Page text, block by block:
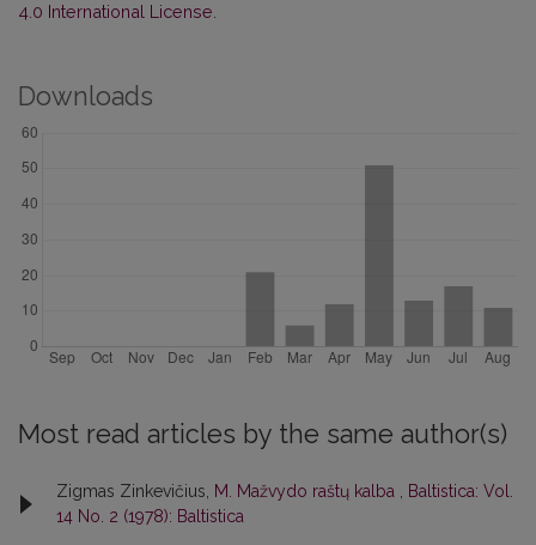
4.0 International License
Downloads
Most read articles by the same author(s)
Zigmas Zinkevičius, M. Mažvydo raštų kalba
Baltistica: Vol.
14 No. 2 (1978): Baltistica